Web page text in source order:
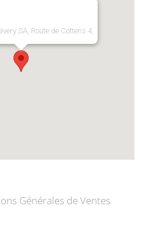
SA, Route de Cottens 4,
Générales de Ventes